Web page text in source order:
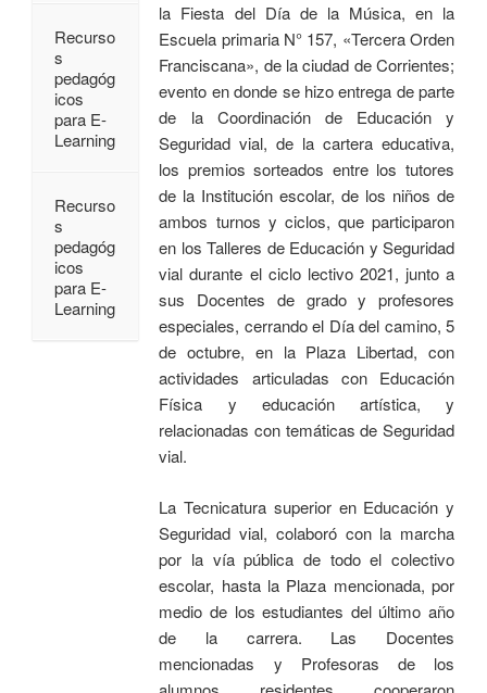
la Fiesta del Día de la Música, en la
Escuela primaria N° 157, «Tercera Orden
Franciscana», de la ciudad de Corrientes;
evento en donde se hizo entrega de parte
de la Coordinación de Educación y
Seguridad vial, de la cartera educativa,
los premios sorteados entre los tutores
de la Institución escolar, de los niños de
ambos turnos y ciclos, que participaron
en los Talleres de Educación y Seguridad
vial durante el ciclo lectivo 2021, junto a
sus Docentes de grado y profesores
especiales, cerrando el Día del camino, 5
de octubre, en la Plaza Libertad, con
actividades articuladas con Educación
Física y educación artística, y
relacionadas con temáticas de Seguridad
vial.
La Tecnicatura superior en Educación y
Seguridad vial, colaboró con la marcha
por la vía pública de todo el colectivo
escolar, hasta la Plaza mencionada, por
medio de los estudiantes del último año
de la carrera. Las Docentes
mencionadas y Profesoras de los
Recurso
s
pedagóg
icos
para E-
Learning
Recurso
s
pedagóg
icos
para E-
Learning